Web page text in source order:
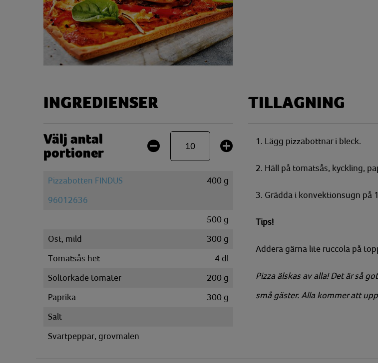
INGREDIENSER
Välj antal
portioner
Pizzabotten FINDUS
96012636
400 g
500 g
Ost, mild
300 g
Tomatsås het
4 dl
Soltorkade tomater
200 g
Paprika
300 g
Salt
Svartpeppar, grovmalen
TILLAGNING
1. Lägg pizzabottnar i bleck.
2. Häll på tomatsås, kyckling,
3. Grädda i konvektionsugn på
Tips!
Addera gärna lite ruccola på
Pizza älskas av alla! Det är så
små gäster. Alla kommer att